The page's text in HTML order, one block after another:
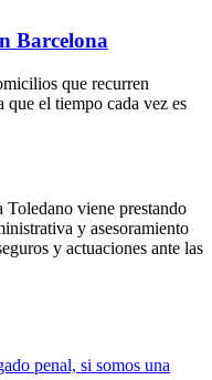
Barcelona
que recurren
el tiempo cada vez es
viene prestando
y asesoramiento
y actuaciones ante las
penal, si somos una